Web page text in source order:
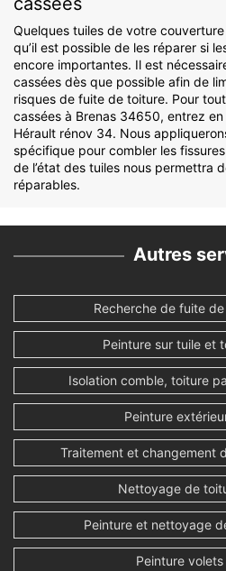
Quelques tuiles de votre
qu’il est possible de les réparer si
encore importantes. Il est
cassées dès que possible afin de
risques de fuite de toiture. Pour
cassées à Brenas 34650, entrez
Hérault rénov 34. Nous
spécifique pour combler les
de l’état des tuiles nous permettra
réparables.
Autres
Recherche de fuite
Peinture sur tuile et
Isolation comble, toiture
Peinture
Traitement et changement
Nettoyage de
Peinture et nettoyage
Peinture volets